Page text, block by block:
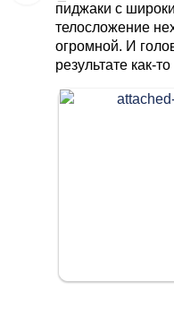
пиджаки с
телосложение
огромной. И
результате как-то